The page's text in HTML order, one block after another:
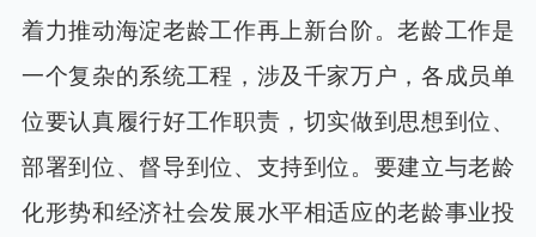
着力推动海淀老龄工作再上新台阶。老龄工作是
一个复杂的系统工程，涉及千家万户，各成员单
位要认真履行好工作职责，切实做到思想到位、
部署到位、督导到位、支持到位。要建立与老龄
化形势和经济社会发展水平相适应的老龄事业投